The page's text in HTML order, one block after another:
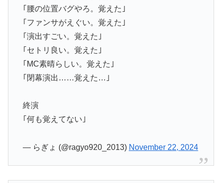
｢腰の位置バグやろ。覚えた｣
｢ファンサがえぐい。覚えた｣
｢演出すごい。覚えた｣
｢セトリ良い。覚えた｣
｢MC素晴らしい。覚えた｣
｢閉幕演出……覚えた…｣
終演
｢何も覚えてない｣
— らぎょ (@ragyo920_2013) November 22, 2024